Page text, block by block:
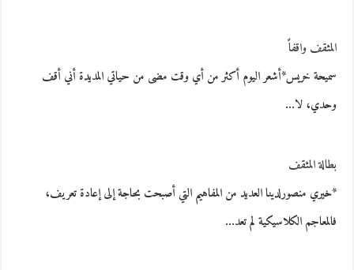
المثقف واقفاً
سميحة خريس*أشعر اليوم أكثر من أي وقت مضى من حياتي المديدة أني أقف
وحدي، لا…
بطالة المثقف
*خيري منصورلدينا العديد من المفاهيم التي أصبحت بحاجة إلى إعادة تعريف،
فالمعاجم الكلاسيكية لم تعد…